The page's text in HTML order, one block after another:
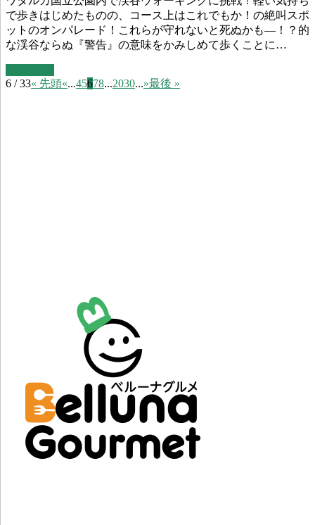
で歩きはじめたものの、コース上はこれでもか！の絶叫スポ
ットのオンパレード！これらが守れないと死ぬかも―！？的
な渓谷ならぬ『警告』の意味をかみしめて歩くことに…
6 / 33« 先頭«...45678...2030...»最後 »